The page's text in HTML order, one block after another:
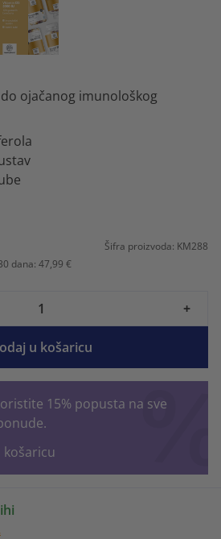
ojačanog imunološkog
Šifra proizvoda: KM288
dana: 47,99 €
+
u košaricu
15% popusta na sve
košaricu